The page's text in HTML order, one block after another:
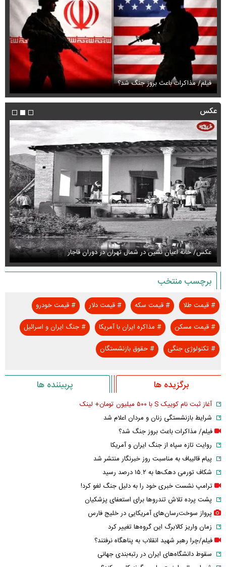
فیلم/ مذاکرات باعث بروز جنگ شد؟
عکس
عکس/ خانه اعیان نشین در شمال تهران در دوران قاجار
برچسب منتخب
#قیمت طلا #قیمت سکه #قیمت دلار #قیمت خودرو
#قیمت مسکن # مذاکره ایران با آمریکا #جنگ ایران و اسرائیل
#تکنولوژی جنگی #حقوق بازنشستگان
برگزیده ها پربیننده ها
آغاز ثبت نام کوییک S با ۵۰۰ میلیون تومان+ لینک
شرایط بازنشستگی زنان و مردان اعلام شد
فیلم/ مذاکرات باعث بروز جنگ شد؟
روایت تازه سپاه از جنگ ایران و آمریکا
پیام قالیباف به مناسبت روز خبرنگار منتشر شد
شکاف تورمی دهک‌ها به ۱۵.۲ درصد رسید
ترامپ نشست خبری خود را به دلیل جنگ لغو کرد!
پشت پرده تلاش تندروها برای استعفای پزشکیان
پرواز سوخت‌رسان‌های آمریکایی در خلیج فارس
زمان واریز کالابرگ این گروه‌ها تغییر کرد
فیلم/چرا رهبر شهید انقلاب به پناهگاه نرفتند؟
سقوط دانشگاه‌های ایران در رتبه‌بندی جهانی